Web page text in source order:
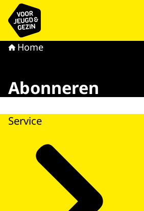
Naar de homepage van voor Jeugd
Home
Abonneren
Service